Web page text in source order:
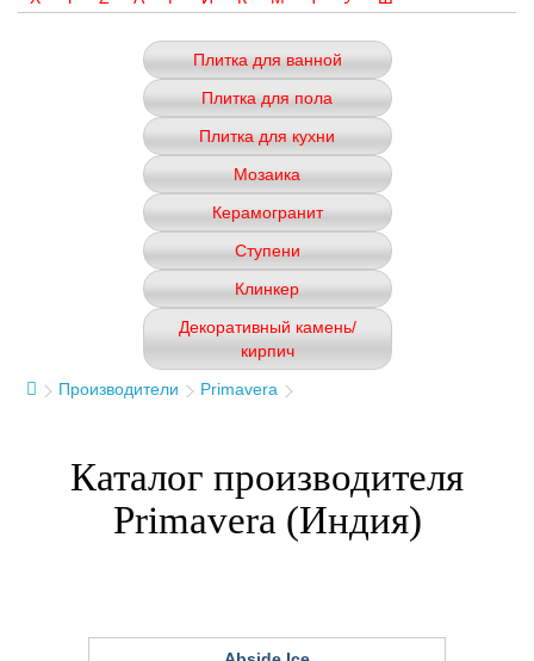
Плитка для ванной
Плитка для пола
Плитка для кухни
Мозаика
Керамогранит
Ступени
Клинкер
Декоративный камень/
кирпич
Производители
Primavera
Каталог производителя
Primavera (Индия)